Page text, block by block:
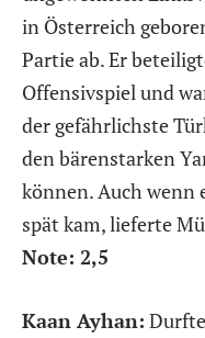
in Österreich
Partie ab. Er
Offensivspiel und
der gefährlichste
den bärenstarken
können. Auch wenn
spät kam, lieferte
Note: 2,5
Kaan Ayhan: